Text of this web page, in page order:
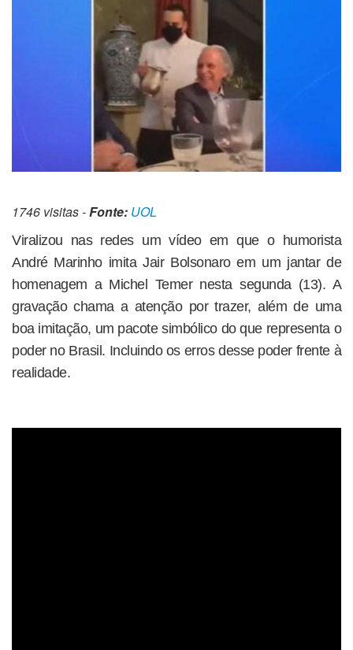
1746 visitas -Fonte: UOL
Viralizou nas redes um vídeo em que o humorista
André Marinho imita Jair Bolsonaro em um jantar de
homenagem a Michel Temer nesta segunda (13). A
gravação chama a atenção por trazer, além de uma
boa imitação, um pacote simbólico do que representa o
poder no Brasil. Incluindo os erros desse poder frente à
realidade.